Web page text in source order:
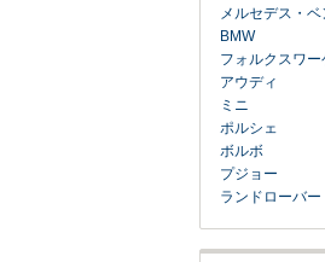
メルセデス・ベ
BMW
フォルクスワー
アウディ
ミニ
ポルシェ
ボルボ
プジョー
ランドローバー